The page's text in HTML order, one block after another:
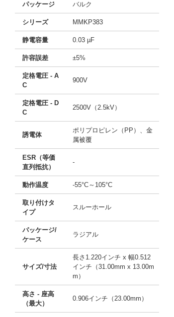
パッケージ バルク
シリーズ MMKP383
静電容量 0.03 µF
許容誤差 ±5%
定格電圧 - A
C
900V
定格電圧 - D
C
2500V（2.5kV）
誘電体
ポリプロピレン（PP）、金
属被覆
ESR（等価
直列抵抗）
-
動作温度 -55°C～105°C
取り付けタ
イプ
スルーホール
パッケージ/
ケース
ラジアル
サイズ/寸法
長さ1.220インチ x 幅0.512
インチ（31.00mm x 13.00m
m）
高さ - 座高
（最大）
0.906インチ（23.00mm）